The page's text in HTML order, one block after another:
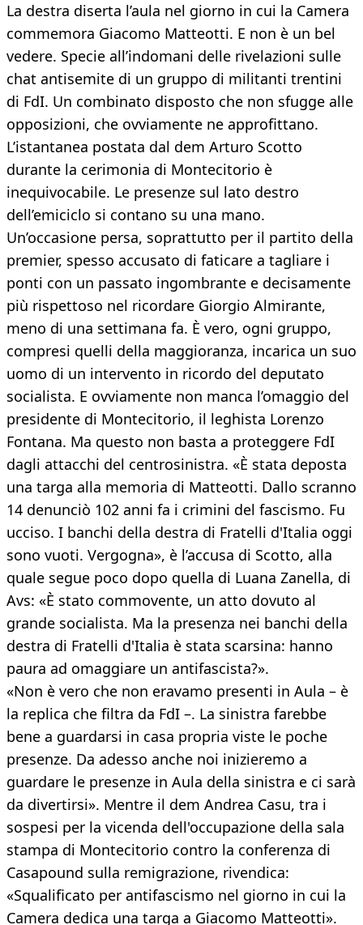
La destra diserta l’aula nel giorno in cui la Camera
commemora Giacomo Matteotti. E non è un bel
vedere. Specie all’indomani delle rivelazioni sulle
chat antisemite di un gruppo di militanti trentini
di FdI. Un combinato disposto che non sfugge alle
opposizioni, che ovviamente ne approfittano.
L’istantanea postata dal dem Arturo Scotto
durante la cerimonia di Montecitorio è
inequivocabile. Le presenze sul lato destro
dell’emiciclo si contano su una mano.
Un’occasione persa, soprattutto per il partito della
premier, spesso accusato di faticare a tagliare i
ponti con un passato ingombrante e decisamente
più rispettoso nel ricordare Giorgio Almirante,
meno di una settimana fa. È vero, ogni gruppo,
compresi quelli della maggioranza, incarica un suo
uomo di un intervento in ricordo del deputato
socialista. E ovviamente non manca l’omaggio del
presidente di Montecitorio, il leghista Lorenzo
Fontana. Ma questo non basta a proteggere FdI
dagli attacchi del centrosinistra. «È stata deposta
una targa alla memoria di Matteotti. Dallo scranno
14 denunciò 102 anni fa i crimini del fascismo. Fu
ucciso. I banchi della destra di Fratelli d'Italia oggi
sono vuoti. Vergogna», è l’accusa di Scotto, alla
quale segue poco dopo quella di Luana Zanella, di
Avs: «È stato commovente, un atto dovuto al
grande socialista. Ma la presenza nei banchi della
destra di Fratelli d'Italia è stata scarsina: hanno
paura ad omaggiare un antifascista?».
«Non è vero che non eravamo presenti in Aula – è
la replica che filtra da FdI –. La sinistra farebbe
bene a guardarsi in casa propria viste le poche
presenze. Da adesso anche noi inizieremo a
guardare le presenze in Aula della sinistra e ci sarà
da divertirsi». Mentre il dem Andrea Casu, tra i
sospesi per la vicenda dell'occupazione della sala
stampa di Montecitorio contro la conferenza di
Casapound sulla remigrazione, rivendica:
«Squalificato per antifascismo nel giorno in cui la
Camera dedica una targa a Giacomo Matteotti».